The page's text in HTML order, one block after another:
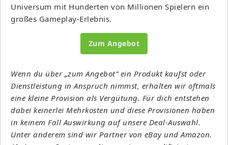
Universum mit Hunderten von Millionen Spielern ein
großes Gameplay-Erlebnis.
Zum Angebot
Wenn du über „zum Angebot“ ein Produkt kaufst oder
Dienstleistung in Anspruch nimmst, erhalten wir oftmals
eine kleine Provision als Vergütung. Für dich entstehen
dabei keinerlei Mehrkosten und diese Provisionen haben
in keinem Fall Auswirkung auf unsere Deal-Auswahl.
Unter anderem sind wir Partner von eBay und Amazon.